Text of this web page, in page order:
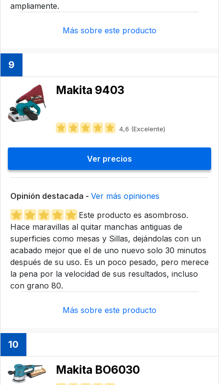
ampliamente.
Más sobre este producto
9
Makita 9403
4,6 (Excelente)
Ver precios
Opinión destacada - Ver más opiniones
Este producto es asombroso.
Hace maravillas al quitar manchas antiguas de
superficies como mesas y Sillas, dejándolas con un
acabado mejor que el de uno nuevo solo 30 minutos
después de su uso. Es un poco pesado, pero merece
la pena por la velocidad de sus resultados, incluso
con grano 80.
Más sobre este producto
10
Makita BO6030